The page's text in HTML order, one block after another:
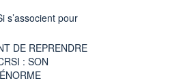
s’associent pour
DE REPRENDRE
: SON